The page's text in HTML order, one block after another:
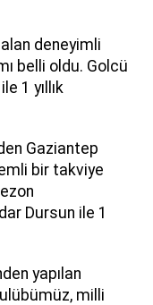
deneyimli
belli oldu. Golcü
1 yıllık
Gaziantep
bir takviye
Dursun ile 1
yapılan
milli